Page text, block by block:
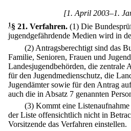
[1. April 2003–1.
1§ 21. Verfahren. (1) Die
jugendgefährdende Medien wird in
(2) Antragsberechtigt sind das
Familie, Senioren, Frauen und
Landesjugendbehörden, die zentrale
für den Jugendmedienschutz, die
Jugendämter sowie für den Antrag
auch die in Absatz 7 genannten
(3) Kommt eine
der Liste offensichtlich nicht in
Vorsitzende das Verfahren einstellen.